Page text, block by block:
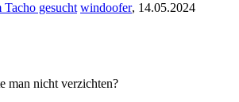
gesucht windoofer, 14.05.2024
man nicht verzichten?